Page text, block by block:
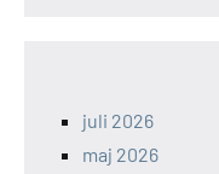
juli 2026
maj 2026